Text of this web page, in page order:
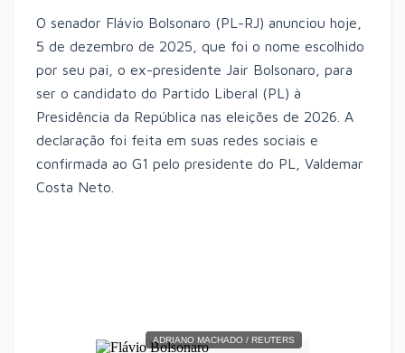
O senador Flávio Bolsonaro (PL-RJ) anunciou hoje,
5 de dezembro de 2025, que foi o nome escolhido
por seu pai, o ex-presidente Jair Bolsonaro, para
ser o candidato do Partido Liberal (PL) à
Presidência da República nas eleições de 2026. A
declaração foi feita em suas redes sociais e
confirmada ao G1 pelo presidente do PL, Valdemar
Costa Neto.